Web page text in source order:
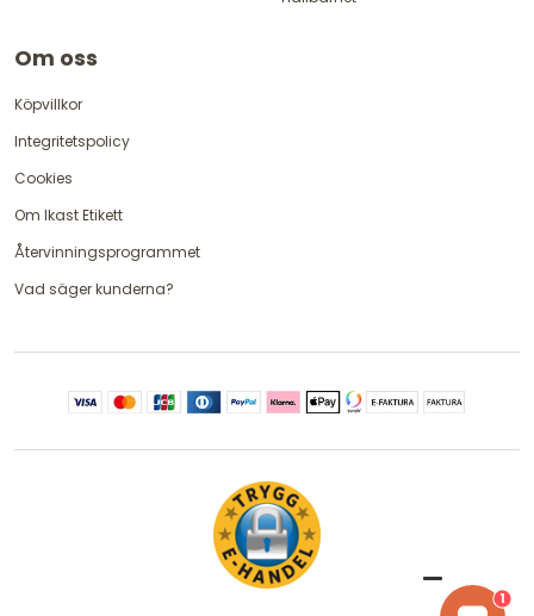
Om oss
Köpvillkor
Integritetspolicy
Cookies
Om Ikast Etikett
Återvinningsprogrammet
Vad säger kunderna?
1